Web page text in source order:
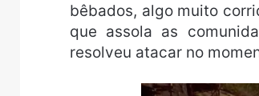
bêbados, algo muito
que assola as
resolveu atacar no